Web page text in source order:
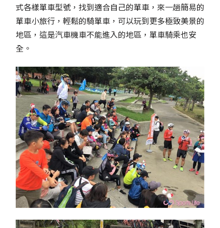
式各樣單車型號，找到適合自己的單車，來一趟簡易的
單車小旅行，輕鬆的騎單車，可以玩到更多極致美景的
地區，這是汽車機車不能進入的地區，單車騎乘也安
全。